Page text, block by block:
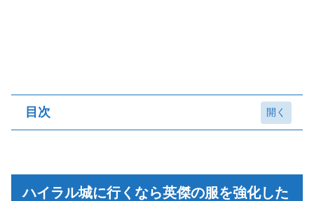
目次
ハイラル城に行くなら英傑の服を強化した